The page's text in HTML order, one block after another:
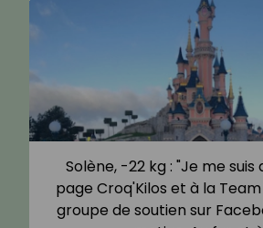
Solène, -22 kg : "Je me suis
page Croq'Kilos et à la
groupe de soutien sur